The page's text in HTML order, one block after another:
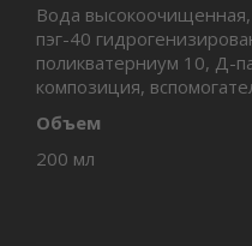
Вода
пэг-40
поликватерниум 10, Д-
композиция,
Объем
200 мл